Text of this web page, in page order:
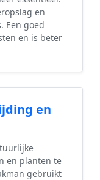
en
Een goed
en is beter
en
en planten te
gebruikt